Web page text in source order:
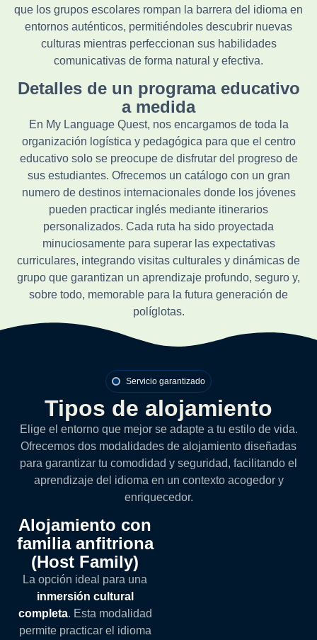
que los grupos escolares rompan la barrera del idioma en
entornos auténticos, permitiéndoles descubrir nuevas
culturas mientras perfeccionan sus habilidades
comunicativas de forma natural y efectiva.
Detalles de un programa educativo
a medida
En My Language Quest, nos encargamos de toda la
organización logística y pedagógica para que el centro
educativo solo se preocupe de disfrutar del progreso de
sus estudiantes. Ofrecemos un catálogo con un gran
numero de destinos internacionales donde los jóvenes
pueden practicar inglés mediante itinerarios
personalizados. Cada ruta ha sido proyectada
minuciosamente para superar las expectativas
curriculares, integrando visitas culturales y dinámicas de
grupo que garantizan un aprendizaje profundo, seguro y,
sobre todo, memorable para la futura generación de
políglotas.
Servicio garantizado
Tipos de alojamiento
Elige el entorno que mejor se adapte a tu estilo de vida.
Ofrecemos dos modalidades de alojamiento diseñadas
para garantizar tu comodidad y seguridad, facilitando el
aprendizaje del idioma en un contexto acogedor y
enriquecedor.
Alojamiento con
familia anfitriona
(Host Family)
La opción ideal para una
inmersión cultural
completa. Esta modalidad
permite practicar el idioma